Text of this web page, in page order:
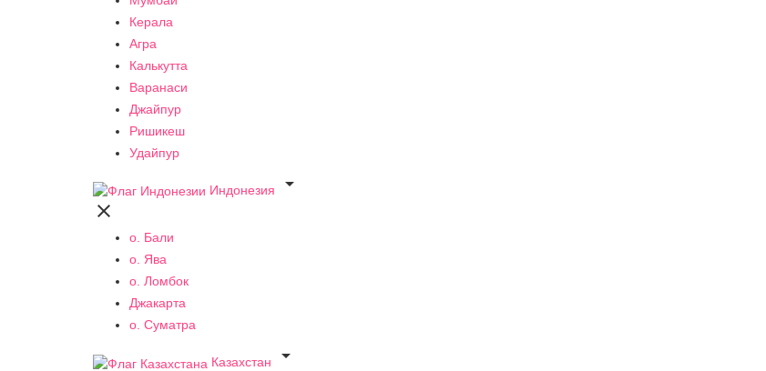
Керала
Агра
Калькутта
Варанаси
Джайпур
Ришикеш
Удайпур
Индонезия


о. Бали
о. Ява
о. Ломбок
Джакарта
о. Суматра
Казахстан
